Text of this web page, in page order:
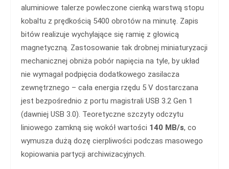
aluminiowe talerze powleczone cienką warstwą stopu
kobaltu z prędkością 5400 obrotów na minutę. Zapis
bitów realizuje wychylające się ramię z głowicą
magnetyczną. Zastosowanie tak drobnej miniaturyzacji
mechanicznej obniża pobór napięcia na tyle, by układ
nie wymagał podpięcia dodatkowego zasilacza
zewnętrznego – cała energia rzędu 5 V dostarczana
jest bezpośrednio z portu magistrali USB 3.2 Gen 1
(dawniej USB 3.0). Teoretyczne szczyty odczytu
liniowego zamkną się wokół wartości 140 MB/s, co
wymusza dużą dozę cierpliwości podczas masowego
kopiowania partycji archiwizacyjnych.